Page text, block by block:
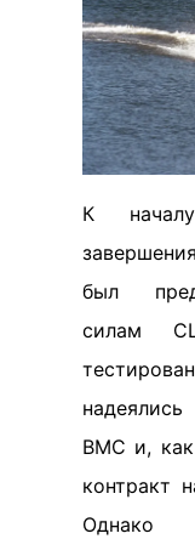
К
был
силам
ВМС и, как
контракт
Однако